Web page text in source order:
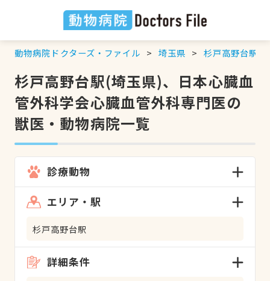
動物病院ドクターズ・ファイル 埼玉県 杉戸高野台駅
杉戸高野台駅(埼玉県)、日本心臓血
管外科学会心臓血管外科専門医の
獣医・動物病院一覧
診療動物
エリア・駅
杉戸高野台駅
詳細条件